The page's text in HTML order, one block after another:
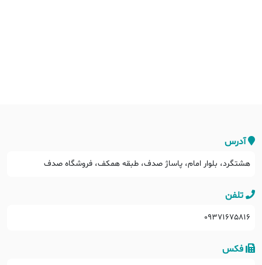
آدرس
هشتگرد، بلوار امام، پاساژ صدف، طبقه همکف، فروشگاه صدف
تلفن
09371675816
فکس